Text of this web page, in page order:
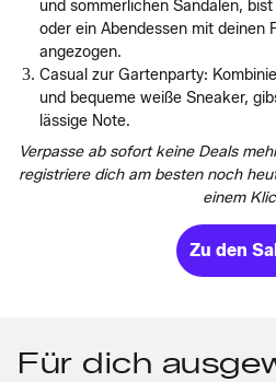
und sommerlichen Sandalen,
oder ein Abendessen mit deinen
angezogen.
Casual zur Gartenparty:
und bequeme weiße Sneaker,
lässige Note.
Verpasse ab sofort keine Deals
registriere dich am besten noch
einem
Zu den
Für dich